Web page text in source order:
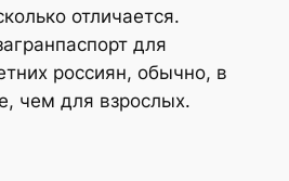
отличается.
для
россиян, обычно, в
чем для взрослых.